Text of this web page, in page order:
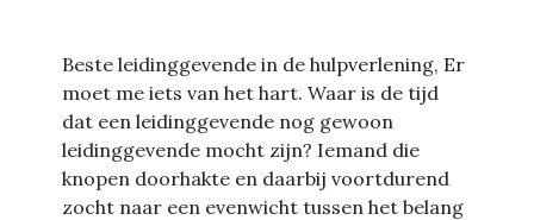
Beste leidinggevende in de hulpverlening, Er
moet me iets van het hart. Waar is de tijd
dat een leidinggevende nog gewoon
leidinggevende mocht zijn? Iemand die
knopen doorhakte en daarbij voortdurend
zocht naar een evenwicht tussen het belang